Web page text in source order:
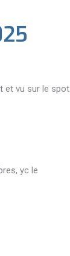
et vu sur le spot
yc le